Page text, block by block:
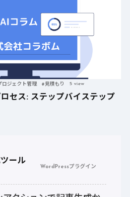
ロジェクト管理 #見積もり 5 view
セス: ステップバイステップ
ール
WordPressプラグイン